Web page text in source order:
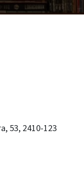
53, 2410-123